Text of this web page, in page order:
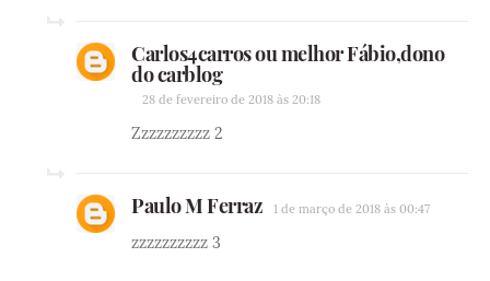
Carlos4carros ou melhor Fábio,dono
do carblog
28 de fevereiro de 2018 às 20:18
Zzzzzzzzzz 2
Paulo M Ferraz 1 de março de 2018 às 00:47
zzzzzzzzzz 3